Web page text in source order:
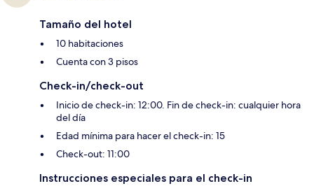
Tamaño del hotel
10 habitaciones
Cuenta con 3 pisos
Check-in/check-out
Inicio de check-in: 12:00. Fin de check-in: cualquier hora
del día
Edad mínima para hacer el check-in: 15
Check-out: 11:00
Instrucciones especiales para el check-in